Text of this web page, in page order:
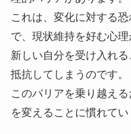
これは、変化に対する
で、現状維持を好む心理
新しい自分を受け入れ
抵抗してしまうのです。
このバリアを乗り越え
を変えることに慣れてい